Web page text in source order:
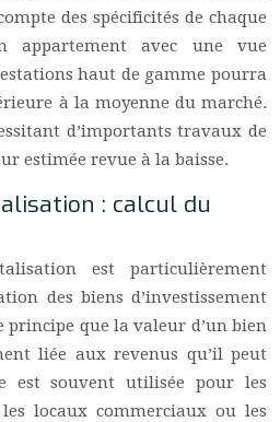
des spécificités de chaque
appartement avec une vue
haut de gamme pourra
à la moyenne du marché.
d’importants travaux de
estimée revue à la baisse.
: calcul du
est particulièrement
des biens d’investissement
principe que la valeur d’un bien
liée aux revenus qu’il peut
est souvent utilisée pour les
locaux commerciaux ou les